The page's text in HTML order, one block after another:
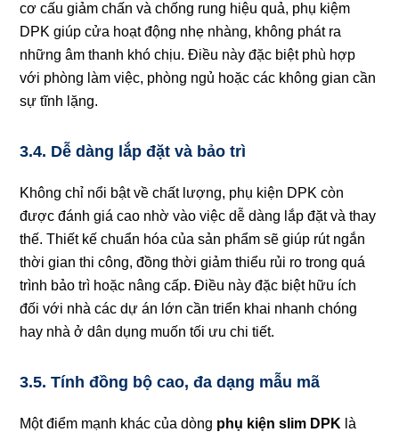
cơ cấu giảm chấn và chống rung hiệu quả, phụ kiệm
DPK giúp cửa hoạt động nhẹ nhàng, không phát ra
những âm thanh khó chịu. Điều này đặc biệt phù hợp
với phòng làm việc, phòng ngủ hoặc các không gian cần
sự tĩnh lặng.
3.4. Dễ dàng lắp đặt và bảo trì
Không chỉ nổi bật về chất lượng, phụ kiện DPK còn
được đánh giá cao nhờ vào việc dễ dàng lắp đặt và thay
thế. Thiết kế chuẩn hóa của sản phẩm sẽ giúp rút ngắn
thời gian thi công, đồng thời giảm thiểu rủi ro trong quá
trình bảo trì hoặc nâng cấp. Điều này đặc biệt hữu ích
đối với nhà các dự án lớn cần triển khai nhanh chóng
hay nhà ở dân dụng muốn tối ưu chi tiết.
3.5. Tính đồng bộ cao, đa dạng mẫu mã
Một điểm mạnh khác của dòng phụ kiện slim DPK là